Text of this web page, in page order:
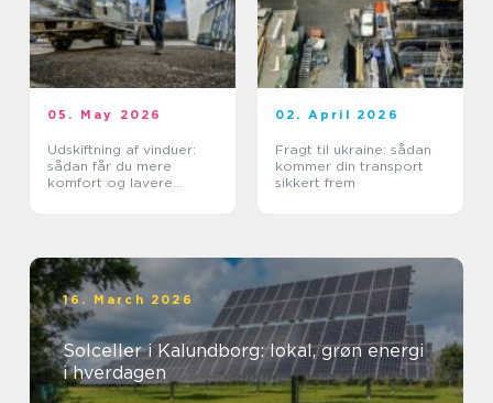
05. May 2026
Udskiftning af vinduer:
sådan får du mere
komfort og lavere
02. April 2026
Fragt til ukraine: sådan
kommer din transport
sikkert frem
16. March 2026
Solceller i Kalundborg: lokal, grøn energi
i hverdagen